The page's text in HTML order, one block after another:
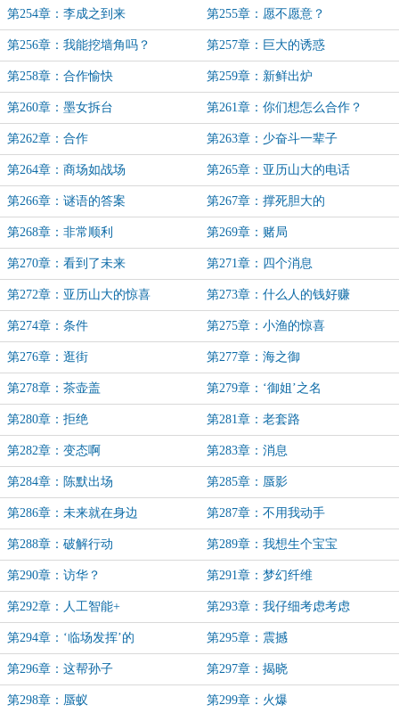
第254章：李成之到来 第255章：愿不愿意？
第256章：我能挖墙角吗？ 第257章：巨大的诱惑
第258章：合作愉快 第259章：新鲜出炉
第260章：墨女拆台 第261章：你们想怎么合作？
第262章：合作 第263章：少奋斗一辈子
第264章：商场如战场 第265章：亚历山大的电话
第266章：谜语的答案 第267章：撑死胆大的
第268章：非常顺利 第269章：赌局
第270章：看到了未来 第271章：四个消息
第272章：亚历山大的惊喜 第273章：什么人的钱好赚
第274章：条件 第275章：小渔的惊喜
第276章：逛街 第277章：海之御
第278章：茶壶盖 第279章：‘御姐’之名
第280章：拒绝 第281章：老套路
第282章：变态啊 第283章：消息
第284章：陈默出场 第285章：蜃影
第286章：未来就在身边 第287章：不用我动手
第288章：破解行动 第289章：我想生个宝宝
第290章：访华？ 第291章：梦幻纤维
第292章：人工智能+ 第293章：我仔细考虑考虑
第294章：‘临场发挥’的 第295章：震撼
第296章：这帮孙子 第297章：揭晓
第298章：蜃蚁 第299章：火爆